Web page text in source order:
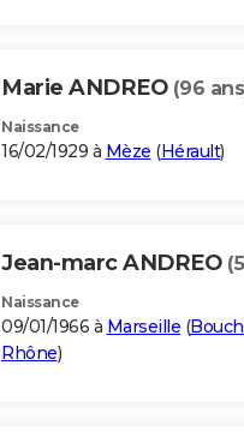
Marie ANDREO (96
Naissance
16/02/1929 à Mèze (Hérault)
Jean-marc ANDREO
Naissance
09/01/1966 à Marseille (
Rhône)